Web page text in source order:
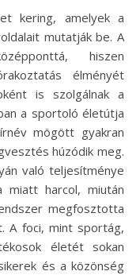
mutatják be. A
hiszen
élményét
is szolgálnak a
a sportoló életútja
mögött gyakran
húzódik meg.
való teljesítménye
miatt harcol, miután
megfosztotta
A foci, mint sportág,
életét sokan
és a közönség